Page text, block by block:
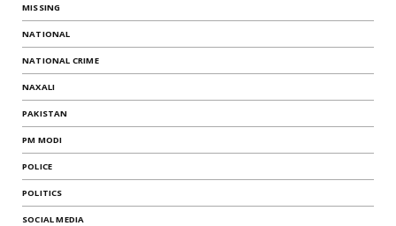
MISSING
NATIONAL
NATIONAL CRIME
NAXALI
PAKISTAN
PM MODI
POLICE
POLITICS
SOCIAL MEDIA